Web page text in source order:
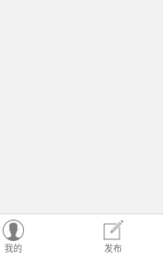
我的 发布